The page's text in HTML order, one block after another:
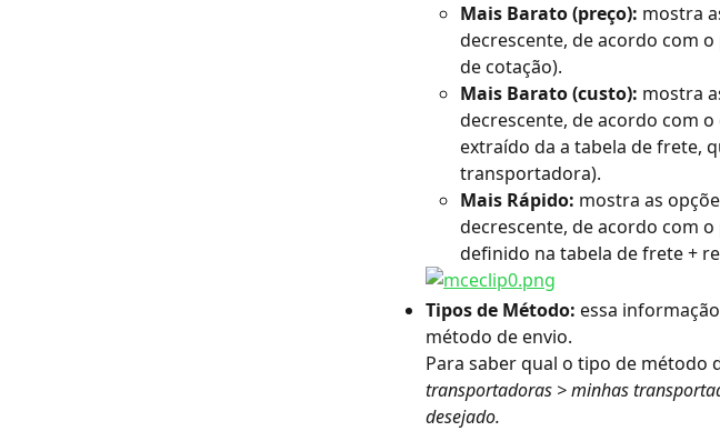
Mais Barato (preço): mostra
decrescente, de acordo com
de cotação).
Mais Barato (custo): mostra
decrescente, de acordo com
extraído da a tabela de frete,
transportadora).
Mais Rápido: mostra as
decrescente, de acordo com
definido na tabela de frete +
Tipos de Método: essa
método de envio.
Para saber qual o tipo de método
transportadoras > minhas
desejado.